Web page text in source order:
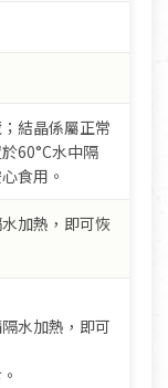
結晶係屬正常
60°C水中隔
食用。
加熱，即可恢
水加熱，即可